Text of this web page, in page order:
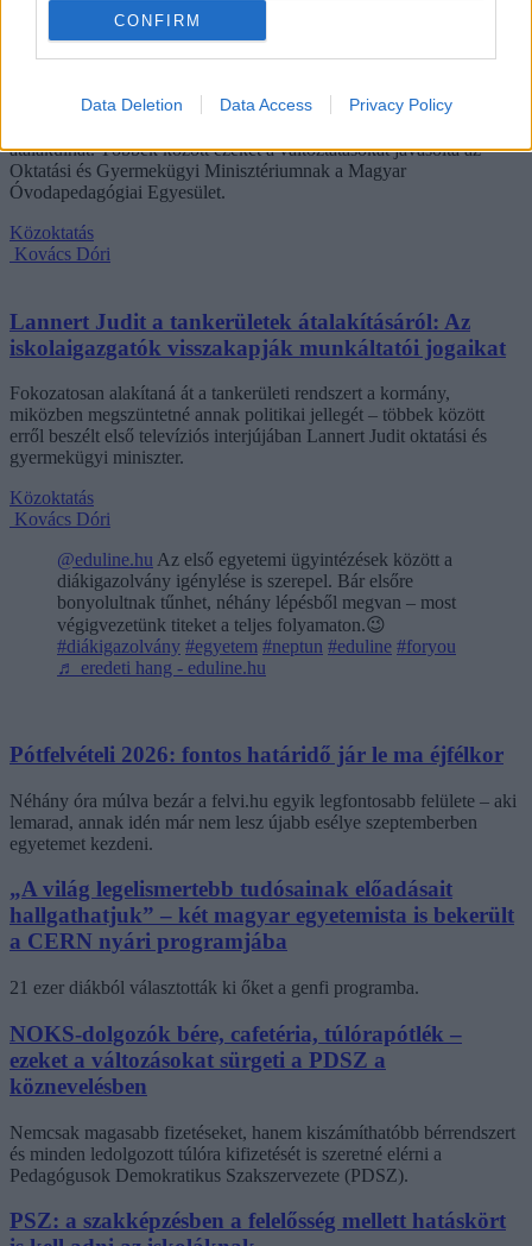
CONFIRM
Data Deletion Data Access Privacy Policy
Eltörölnék a 45 perces iskola-előkészítőt, újra az
óvodák dönthetnének az iskolaérettségről
Megszűnhet a 45 perces iskola-előkészítő foglalkozás, újra az
átalakulhat. Többek között ezeket a változtatásokat javasolta az
Oktatási és Gyermekügyi Minisztériumnak a Magyar
Óvodapedagógiai Egyesület.
Közoktatás
Kovács Dóri
Lannert Judit a tankerületek átalakításáról: Az
iskolaigazgatók visszakapják munkáltatói jogaikat
Fokozatosan alakítaná át a tankerületi rendszert a kormány,
miközben megszüntetné annak politikai jellegét – többek között
erről beszélt első televíziós interjújában Lannert Judit oktatási és
gyermekügyi miniszter.
Közoktatás
Kovács Dóri
@eduline.hu Az első egyetemi ügyintézések között a
diákigazolvány igénylése is szerepel. Bár elsőre
bonyolultnak tűnhet, néhány lépésből megvan – most
végigvezetünk titeket a teljes folyamaton.😉
#diákigazolvány #egyetem #neptun #eduline #foryou
♬ eredeti hang - eduline.hu
Pótfelvételi 2026: fontos határidő jár le ma éjfélkor
Néhány óra múlva bezár a felvi.hu egyik legfontosabb felülete – aki
lemarad, annak idén már nem lesz újabb esélye szeptemberben
egyetemet kezdeni.
„A világ legelismertebb tudósainak előadásait
hallgathatjuk” – két magyar egyetemista is bekerült
a CERN nyári programjába
21 ezer diákból választották ki őket a genfi programba.
NOKS-dolgozók bére, cafetéria, túlórapótlék –
ezeket a változásokat sürgeti a PDSZ a
köznevelésben
Nemcsak magasabb fizetéseket, hanem kiszámíthatóbb bérrendszert
és minden ledolgozott túlóra kifizetését is szeretné elérni a
Pedagógusok Demokratikus Szakszervezete (PDSZ).
PSZ: a szakképzésben a felelősség mellett hatáskört